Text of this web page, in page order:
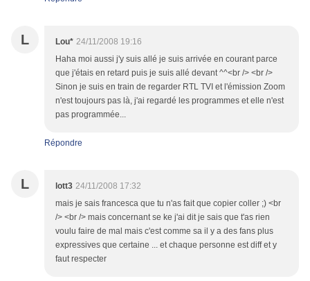
L Lou* 24/11/2008 19:16
Haha moi aussi j'y suis allé je suis arrivée en courant parce
que j'étais en retard puis je suis allé devant ^^<br /> <br />
Sinon je suis en train de regarder RTL TVI et l'émission Zoom
n'est toujours pas là, j'ai regardé les programmes et elle n'est
pas programmée...
Répondre
L lott3 24/11/2008 17:32
mais je sais francesca que tu n'as fait que copier coller ;) <br
/> <br /> mais concernant se ke j'ai dit je sais que t'as rien
voulu faire de mal mais c'est comme sa il y a des fans plus
expressives que certaine ... et chaque personne est diff et y
faut respecter